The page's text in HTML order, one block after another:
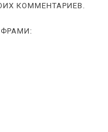
КОММЕНТАРИЕВ.